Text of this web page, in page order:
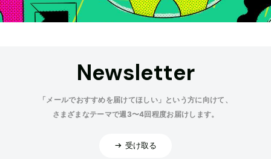
Newsletter
「メールでおすすめを届けてほしい」という方に向けて、
さまざまなテーマで週3〜4回程度お届けします。
受け取る